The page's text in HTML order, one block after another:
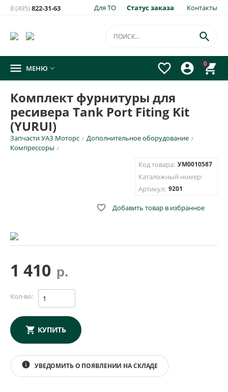
Для ТО Статус заказа Контакты
8 (495)822-31-63
0




 МЕНЮ 
Комплект фурнитуры для
ресивера Tank Port Fiting Kit
(YURUI)
Запчасти УАЗ Моторс / Дополнительное оборудование /
Компрессоры /
Код товара: УМ0010587
Каталожный номер:
Артикул: 9201
 Добавить товар в избранное
1 410 р.
Кол-во:
КУПИТЬ
info УВЕДОМИТЬ О ПОЯВЛЕНИИ НА СКЛАДЕ
товара:
×
Комплект фурнитуры для ресивера Tank Port Fiting Kit
(YURUI)
E-mail для уведомления письмом
Номер телефона для SMS уведомления